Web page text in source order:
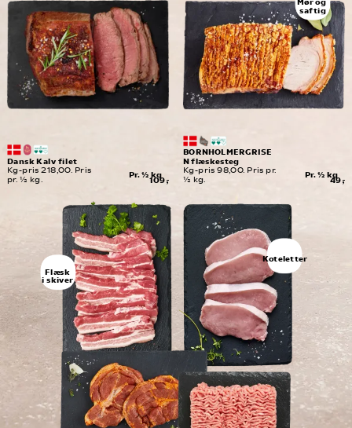
Pr. ½ kg
49,-
BORNHOLMERGRISE
N flæskesteg
Kg-pris 98,00. Pris pr.
½ kg.
Pr. ½ kg
109,-
Dansk Kalv filet
Kg-pris 218,00. Pris
pr. ½ kg.
Koteletter
Flæsk
i skiver
Mør og
saftig